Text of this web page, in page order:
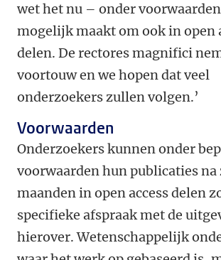
wet het nu – onder
mogelijk maakt om ook in open
delen. De rectores magnifici
voortouw en we hopen dat veel
onderzoekers zullen volgen.’
Voorwaarden
Onderzoekers kunnen onder
voorwaarden hun publicaties na
maanden in open access delen
specifieke afspraak met de
hierover. Wetenschappelijk